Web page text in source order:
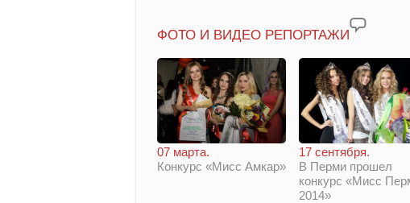
ФОТО И ВИДЕО РЕПОРТАЖИ
07 марта.
Конкурс «Мисс Амкар»
17 сентября.
В Перми прошел
конкурс «Мисс
2014»